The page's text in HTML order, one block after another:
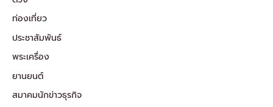
ท่องเที่ยว
ประชาสัมพันธ์
พระเครื่อง
ยานยนต์
สมาคมนักข่าวธุรกิจ